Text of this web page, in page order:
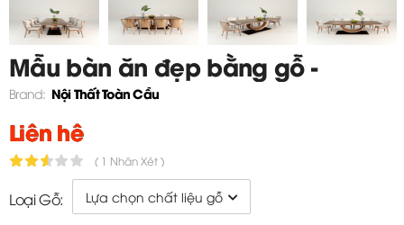
Mẫu bàn ăn đẹp bằng gỗ -
TC828
Brand: Nội Thất Toàn Cầu
Liên hệ
( 1 Nhận Xét )
Loại Gỗ: